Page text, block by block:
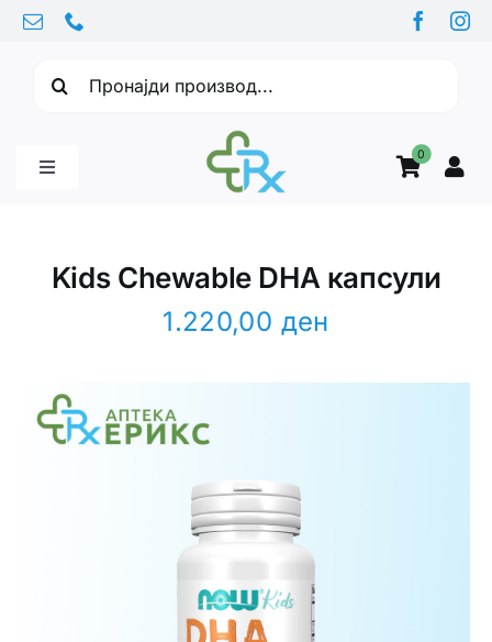
Skip
content
0
Toggle
Kids Chewable DHA капсули
1.220,00 ден